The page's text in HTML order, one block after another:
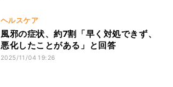
ヘルスケア
風邪の症状、約7割「早く対処できず、
悪化したことがある」と回答
2025/11/04 19:26